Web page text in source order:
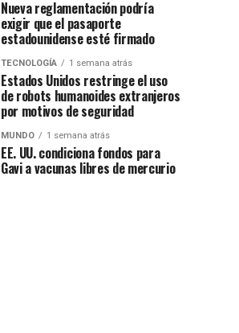
Nueva reglamentación podría
exigir que el pasaporte
estadounidense esté firmado
TECNOLOGÍA 1 semana atrás
Estados Unidos restringe el uso
de robots humanoides extranjeros
por motivos de seguridad
MUNDO 1 semana atrás
EE. UU. condiciona fondos para
Gavi a vacunas libres de mercurio